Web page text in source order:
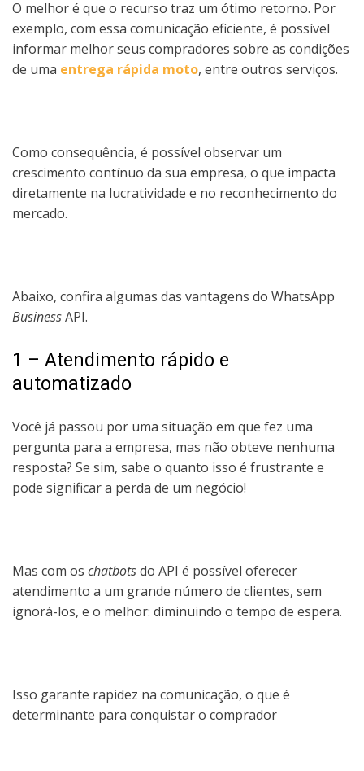
O melhor é que o recurso traz um ótimo retorno. Por
exemplo, com essa comunicação eficiente, é possível
informar melhor seus compradores sobre as condições
de uma entrega rápida moto, entre outros serviços.
Como consequência, é possível observar um
crescimento contínuo da sua empresa, o que impacta
diretamente na lucratividade e no reconhecimento do
mercado.
Abaixo, confira algumas das vantagens do WhatsApp
BusinessAPI.
1 – Atendimento rápido e
automatizado
Você já passou por uma situação em que fez uma
pergunta para a empresa, mas não obteve nenhuma
resposta? Se sim, sabe o quanto isso é frustrante e
pode significar a perda de um negócio!
Mas com os chatbotsdo API é possível oferecer
atendimento a um grande número de clientes, sem
ignorá-los, e o melhor: diminuindo o tempo de espera.
Isso garante rapidez na comunicação, o que é
determinante para conquistar o comprador